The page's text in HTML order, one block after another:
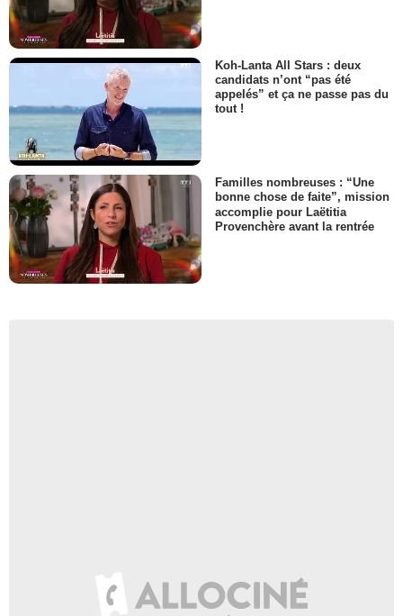
Koh-Lanta All Stars : deux
candidats n’ont “pas été
appelés” et ça ne passe pas du
tout !
Familles nombreuses : “Une
bonne chose de faite”, mission
accomplie pour Laëtitia
Provenchère avant la rentrée